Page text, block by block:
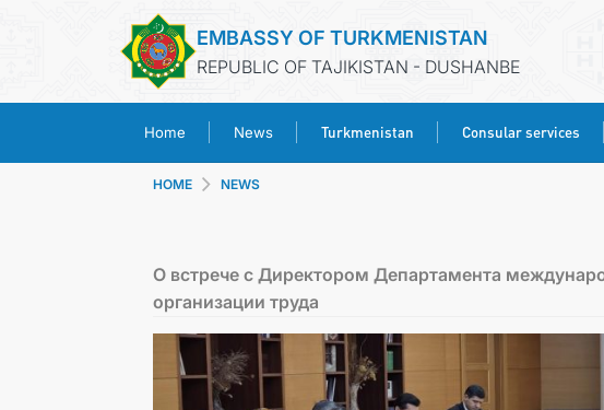
EMBASSY OF TURKMENISTAN
REPUBLIC OF TAJIKISTAN - DUSHANBE
Home News Turkmenistan Consular services
HOME NEWS
О встрече с Директором Департамента
организации труда